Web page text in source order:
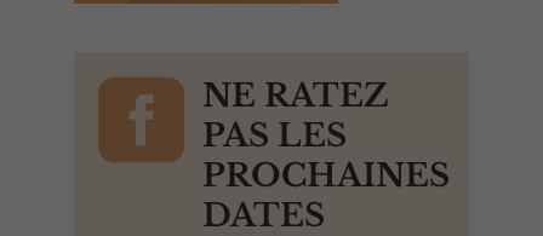

NE RATEZ
PAS LES
PROCHAINES
DATES